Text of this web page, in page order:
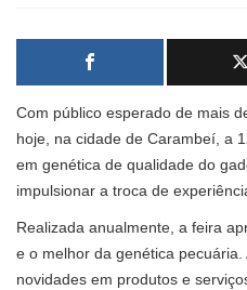
Com público esperado de mais
hoje, na cidade de Carambeí, a
em genética de qualidade do
impulsionar a troca de
Realizada anualmente, a feira
e o melhor da genética
novidades em produtos e